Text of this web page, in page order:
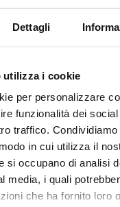
Dettagli
utilizza i cookie
per personalizzare
funzionalità dei
traffico. Condividiamo
in cui utilizza il
si occupano di analisi
media, i quali
che ha fornito loro